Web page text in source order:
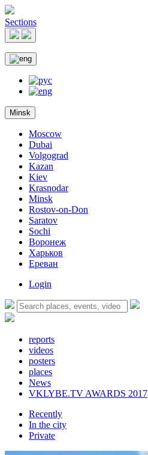
Sections
Minsk
Moscow
Dubai
Volgograd
Kazan
Kiev
Krasnodar
Minsk
Rostov-on-Don
Saratov
Sochi
Воронеж
Харьков
Ереван
Login
reports
videos
posters
places
News
VKLYBE.TV AWARDS 2017
Recently
In the city
Private